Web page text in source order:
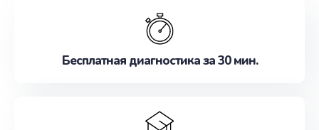
Бесплатная диагностика за 30 мин.